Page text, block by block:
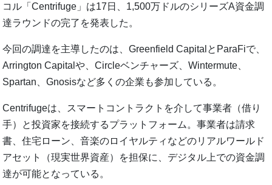
コル「Centrifuge」は17日、1,500万ドルのシリーズA資金調
達ラウンドの完了を発表した。
今回の調達を主導したのは、Greenfield CapitalとParaFiで、
Arrington Capitalや、Circleベンチャーズ、Wintermute、
Spartan、Gnosisなど多くの企業も参加している。
Centrifugeは、スマートコントラクトを介して事業者（借り
手）と投資家を接続するプラットフォーム。事業者は請求
書、住宅ローン、音楽のロイヤルティなどのリアルワールド
アセット（現実世界資産）を担保に、デジタル上での資金調
達が可能となっている。